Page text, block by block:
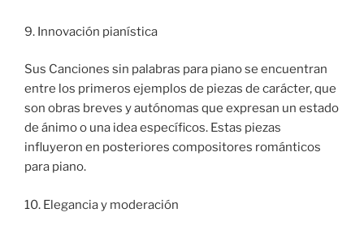
9. Innovación pianística
Sus Canciones sin palabras para piano se encuentran
entre los primeros ejemplos de piezas de carácter, que
son obras breves y autónomas que expresan un estado
de ánimo o una idea específicos. Estas piezas
influyeron en posteriores compositores románticos
para piano.
10. Elegancia y moderación